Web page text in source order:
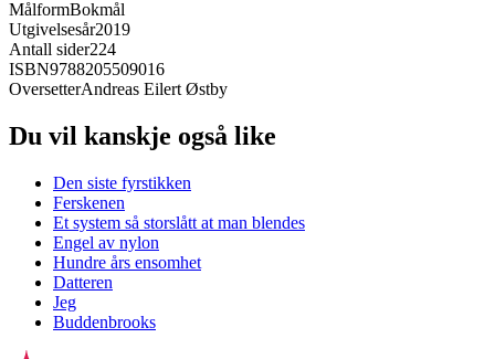
MålformBokmål
Utgivelsesår2019
Antall sider224
ISBN9788205509016
OversetterAndreas Eilert Østby
Du vil kanskje også like
Den siste fyrstikken
Ferskenen
Et system så storslått at man blendes
Engel av nylon
Hundre års ensomhet
Datteren
Jeg
Buddenbrooks